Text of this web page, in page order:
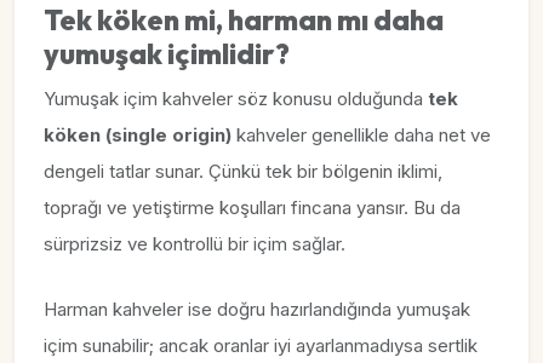
Tek köken mi, harman mı daha
yumuşak içimlidir?
Yumuşak içim kahveler söz konusu olduğunda tek
köken (single origin) kahveler genellikle daha net ve
dengeli tatlar sunar. Çünkü tek bir bölgenin iklimi,
toprağı ve yetiştirme koşulları fincana yansır. Bu da
sürprizsiz ve kontrollü bir içim sağlar.
Harman kahveler ise doğru hazırlandığında yumuşak
içim sunabilir; ancak oranlar iyi ayarlanmadıysa sertlik